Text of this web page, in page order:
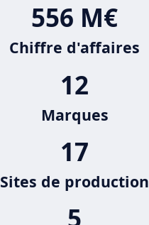
556 M€
Chiffre d'affaires
12
Marques
17
Sites de production
5